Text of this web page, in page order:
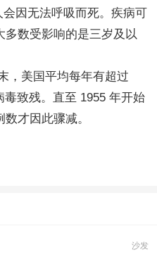
因无法呼吸而死。疾病可
多数受影响的是三岁及以
，美国平均每年有超过
致残。直至 1955 年开始
才因此骤减。
沙发